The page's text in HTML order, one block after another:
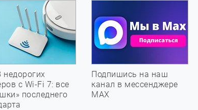
недорогих
с Wi-Fi 7: все
последнего
Подпишись на наш
канал в мессенджере
МАХ